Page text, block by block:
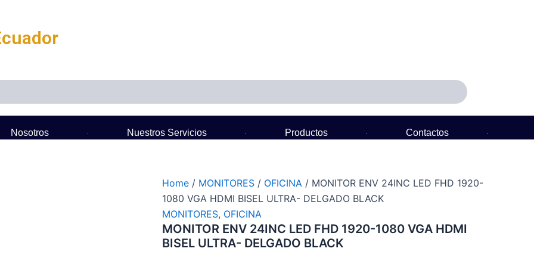
Nosotros Nuestros Servicios Productos
Contactos
Home / MONITORES / OFICINA / MONITOR ENV 24INC LED FHD 1920-
1080 VGA HDMI BISEL ULTRA- DELGADO BLACK
MONITORES, OFICINA
MONITOR ENV 24INC LED FHD 1920-1080 VGA HDMI
BISEL ULTRA- DELGADO BLACK